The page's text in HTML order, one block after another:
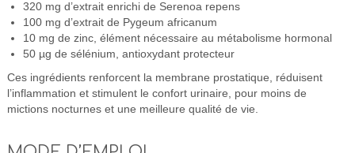
320 mg d’extrait enrichi de Serenoa repens
100 mg d’extrait de Pygeum africanum
10 mg de zinc, élément nécessaire au métabolisme hormonal
50 µg de sélénium, antioxydant protecteur
Ces ingrédients renforcent la membrane prostatique, réduisent
l’inflammation et stimulent le confort urinaire, pour moins de
mictions nocturnes et une meilleure qualité de vie.